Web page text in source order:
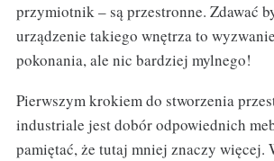
przymiotnik – są przestronne. Zdawać
urządzenie takiego wnętrza to
pokonania, ale nic bardziej mylnego!
Pierwszym krokiem do stworzenia
industriale jest dobór odpowiednich
pamiętać, że tutaj mniej znaczy więcej.